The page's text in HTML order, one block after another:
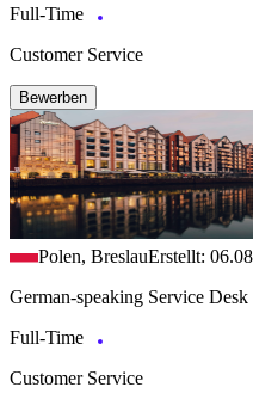
Full-Time
Customer Service
Bewerben
Polen, BreslauErstellt:
German-speaking Service
Full-Time
Customer Service